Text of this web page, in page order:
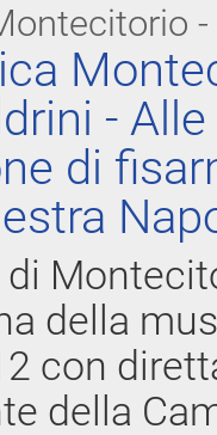
-
di
di
della
con
della